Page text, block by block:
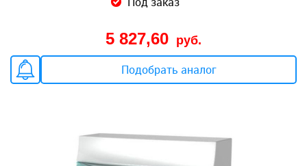
5 827,60 руб.
Подобрать аналог